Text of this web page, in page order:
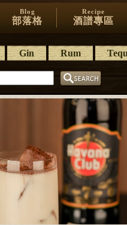
Blog
部落格
Recipe
酒譜專區
Gin Rum